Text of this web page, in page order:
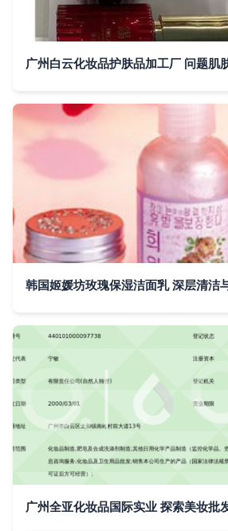
广州全亚化妆品国际实业 探索美妆批